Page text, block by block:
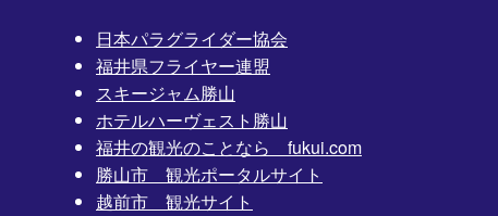
日本パラグライダー協会
福井県フライヤー連盟
スキージャム勝山
ホテルハーヴェスト勝山
福井の観光のことなら fukui.com
勝山市 観光ポータルサイト
越前市 観光サイト